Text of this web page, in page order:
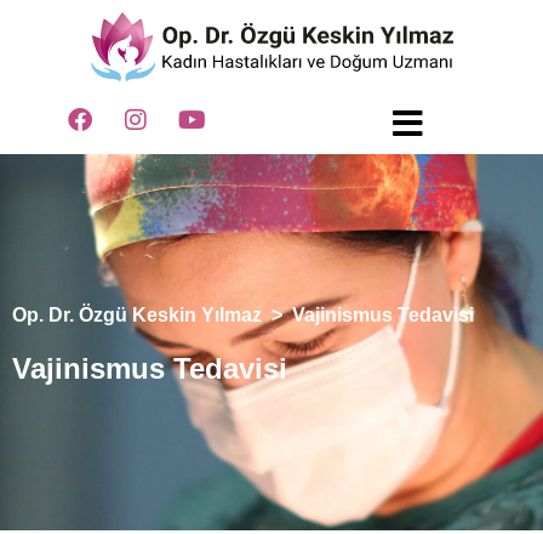
Op. Dr. Özgü Keskin Yılmaz >Vajinismus Tedavisi
Vajinismus Tedavisi